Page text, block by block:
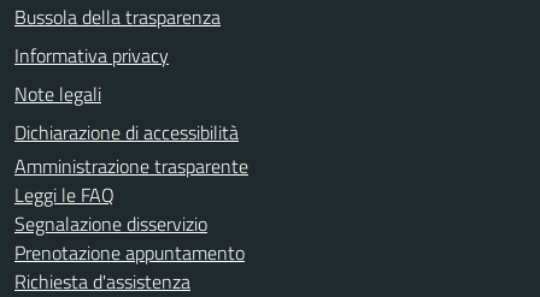
Bussola della trasparenza
Informativa privacy
Note legali
Dichiarazione di accessibilità
Amministrazione trasparente
Leggi le FAQ
Segnalazione disservizio
Prenotazione appuntamento
Richiesta d'assistenza